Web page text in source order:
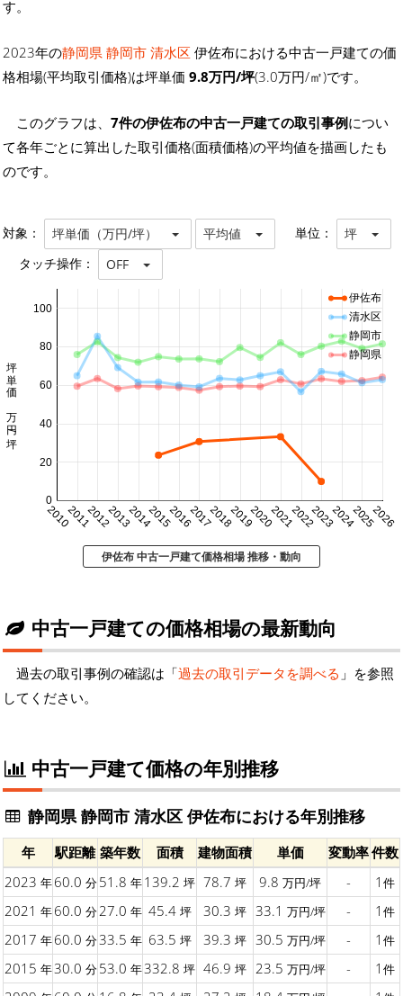
す。
2023年の静岡県 静岡市 清水区 伊佐布における中古一戸建ての価
格相場(平均取引価格)は坪単価 9.8万円/坪(3.0万円/㎡)です。
このグラフは、 7件の伊佐布の中古一戸建ての取引事例につい
て各年ごとに算出した取引価格(面積価格)の平均値を描画したも
のです。
対象： 坪単価（万円/坪） 平均値 単位： 坪
タッチ操作： OFF
20102011201220132014201520162017201820192020202120222023202420252026
0
20
40
60
80
100
坪単価 万円/坪
伊佐布
清水区
静岡市
静岡県
伊佐布 中古一戸建て価格相場 推移・動向
中古一戸建ての価格相場の最新動向
過去の取引事例の確認は「過去の取引データを調べる 」を参照
してください。
中古一戸建て価格の年別推移
静岡県 静岡市 清水区 伊佐布における年別推移
年 駅距離 築年数 面積 建物面積 単価 変動率件数
2023 年60.0 分51.8 年139.2 坪 78.7 坪 9.8 万円/坪 - 1 件
2021 年60.0 分27.0 年 45.4 坪 30.3 坪 33.1 万円/坪 - 1 件
2017 年60.0 分33.5 年 63.5 坪 39.3 坪 30.5 万円/坪 - 1 件
2015 年30.0 分53.0 年332.8 坪 46.9 坪 23.5 万円/坪 - 1 件